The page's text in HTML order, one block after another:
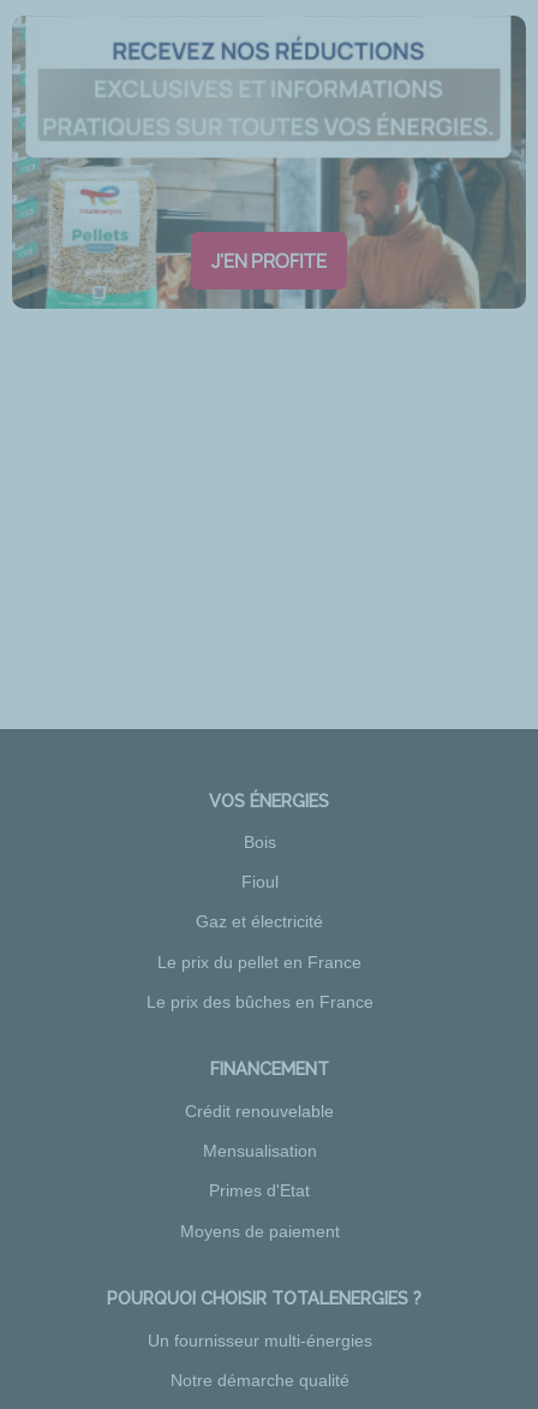
J'EN PROFITE
VOS ÉNERGIES
Bois
Fioul
Gaz et électricité
Le prix du pellet en France
Le prix des bûches en France
FINANCEMENT
Crédit renouvelable
Mensualisation
Primes d'Etat
Moyens de paiement
POURQUOI CHOISIR TOTALENERGIES ?
Un fournisseur multi-énergies
Notre démarche qualité